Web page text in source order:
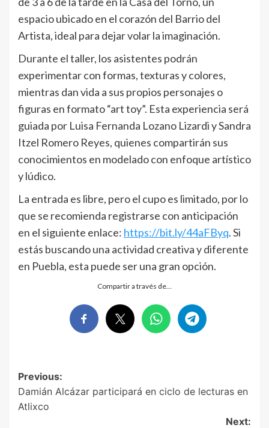
espacio ubicado en el corazón del Barrio del
Artista, ideal para dejar volar la imaginación.
Durante el taller, los asistentes podrán
experimentar con formas, texturas y colores,
mientras dan vida a sus propios personajes o
figuras en formato “art toy”. Esta experiencia será
guiada por Luisa Fernanda Lozano Lizardi y Sandra
Itzel Romero Reyes, quienes compartirán sus
conocimientos en modelado con enfoque artístico
y lúdico.
La entrada es libre, pero el cupo es limitado, por lo
que se recomienda registrarse con anticipación
en el siguiente enlace: https://bit.ly/44aFByq. Si
estás buscando una actividad creativa y diferente
en Puebla, esta puede ser una gran opción.
Compartir a través de…
Post
navigation
Previous:
Damián Alcázar participará en ciclo de lecturas en
Atlixco
Next: